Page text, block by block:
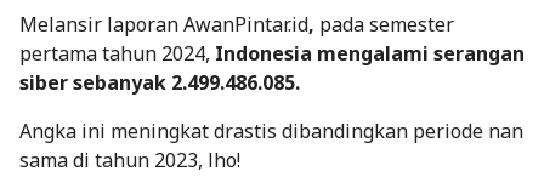
Melansir laporan AwanPintar.id, pada semester
pertama tahun 2024, Indonesia mengalami serangan
siber sebanyak 2.499.486.085.
Angka ini meningkat drastis dibandingkan periode nan
sama di tahun 2023, lho!